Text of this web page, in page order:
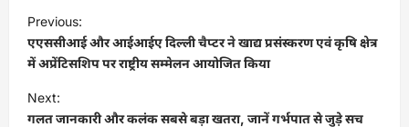
o
s
t
Previous:
एएससीआई और आईआईए दिल्ली चैप्टर ने खाद्य प्रसंस्करण एवं कृषि क्षेत्र
में अप्रेंटिसशिप पर राष्ट्रीय सम्मेलन आयोजित किया
Next:
गलत जानकारी और कलंक सबसे बड़ा खतरा, जानें गर्भपात से जुड़े सच